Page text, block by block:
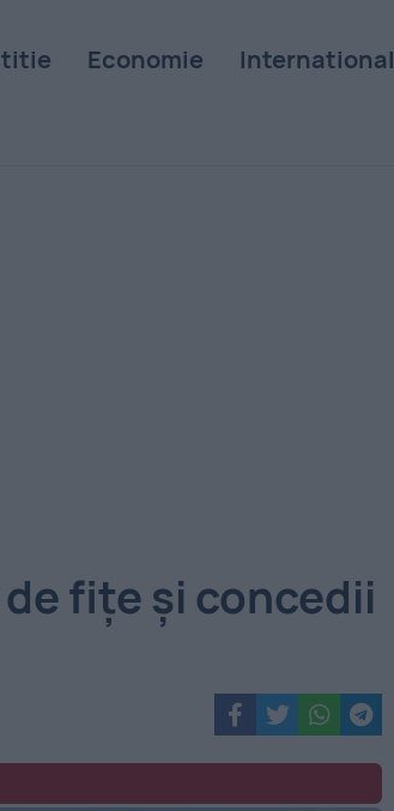
Economie International
fițe și concedii